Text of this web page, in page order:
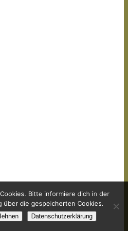
Bitte informiere dich in der
über die gespeicherten Cookies.
Datenschutzerklärung